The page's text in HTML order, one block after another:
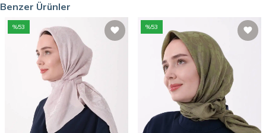
Benzer Ürünler
%53 %53